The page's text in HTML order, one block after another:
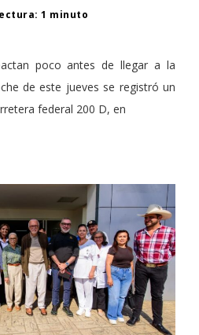
1 minuto
poco antes de llegar a la
de este jueves se registró un
federal 200 D, en